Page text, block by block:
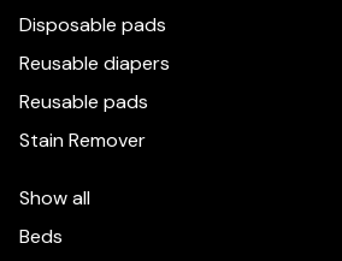
Disposable pads
Reusable diapers
Reusable pads
Stain Remover
Show all
Beds